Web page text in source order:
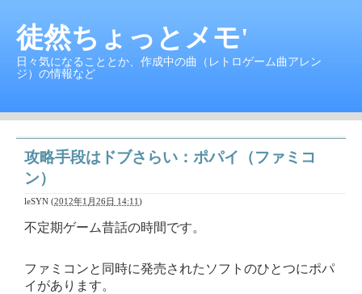
徒然ちょっとメモ'
日々気になることとか、作成中の曲（レトロゲーム曲アレン
ジ）の情報など
攻略手段はドブさらい：ポパイ（ファミコ
ン）
leSYN (2012年1月26日 14:11)
不定期ゲーム昔話の時間です。
ファミコンと同時に発売されたソフトのひとつにポパ
イがあります。